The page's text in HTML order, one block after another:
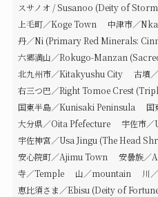
スサノオ / Susanoo (Deity of
上毛町／Koge Town
中津市／
丹／Ni (Primary Red Minerals:
六郷満山／Rokugo-Manzan
北九州市／Kitakyushu City
古墳
右三つ巴／Right Tomoe Crest
国東半島／Kunisaki Peninsula
国
大分県／Oita Pfefecture
宇佐市／
宇佐神宮／Usa Jingu (The Head
安心院町／Ajimu Town
安曇族／
寺／Temple
山／mountain
川
恵比須さま／Ebisu (Deity of